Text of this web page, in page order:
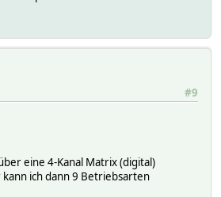
#9
eine 4-Kanal Matrix (digital)
ich dann 9 Betriebsarten